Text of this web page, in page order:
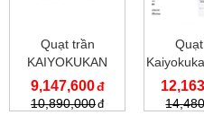
Quạt trần
KAIYOKUKAN
HIRO 219 OAK
9,147,600
10,890,000